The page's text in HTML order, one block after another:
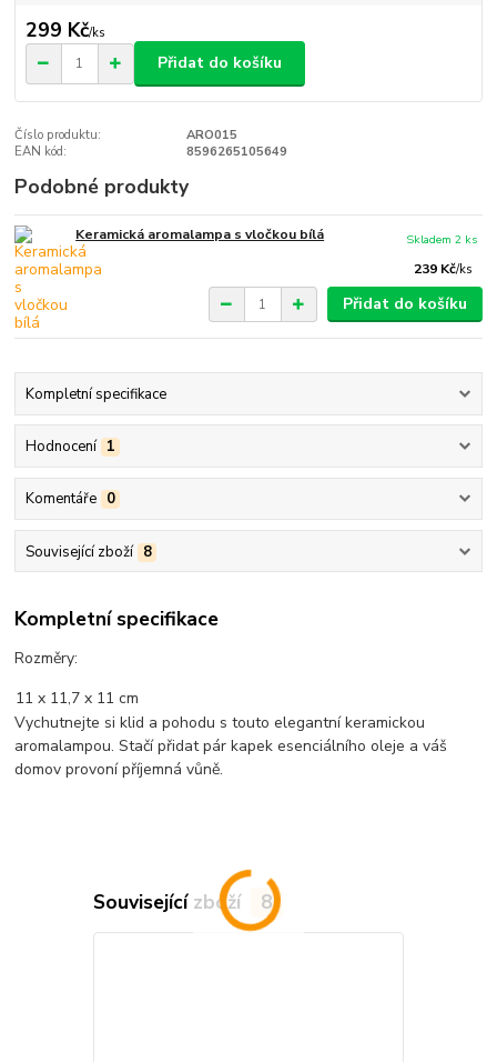
299 Kč/ks
Přidat do košíku
Číslo produktu:
ARO015
EAN kód:
8596265105649
Podobné produkty
Keramická aromalampa s vločkou bílá
239 Kč/ks
Skladem 2 ks
Přidat do košíku
Kompletní specifikace
Hodnocení 1
Komentáře 0
Související zboží 8
Kompletní specifikace
Rozměry:
11 x 11,7 x 11 cm
Vychutnejte si klid a pohodu s touto elegantní keramickou
aromalampou. Stačí přidat pár kapek esenciálního oleje a váš
domov provoní příjemná vůně.
Související zboží 8